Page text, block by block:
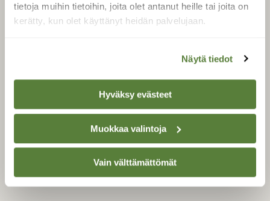
tietoja muihin tietoihin, joita olet antanut heille tai joita on
kerätty, kun olet käyttänyt heidän palvelujaan.
Näytä tiedot
Hyväksy evästeet
Muokkaa valintoja
Vain välttämättömät
SUOJELU­LIITTO
Suomen Luonto -lehden
luonnonsuojelu­liitto.